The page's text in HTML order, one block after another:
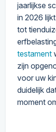
jaarlijkse
in 2026
tot
testament
zijn
voor uw
duidelijk
moment